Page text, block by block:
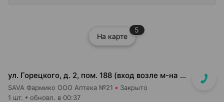
На карте
5
ул. Горецкого, д. 2, пом. 188 (вход возле м-на Миля и Банка РРБ)
SAVA Фармико ООО Аптека №21 Закрыто
1 шт. обновл. в 00:37